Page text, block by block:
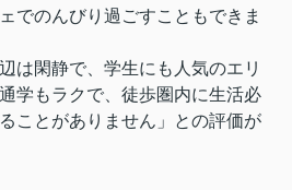
でのんびり過ごすこともできま
は閑静で、学生にも人気のエリ
学もラクで、徒歩圏内に生活必
ことがありません」との評価が